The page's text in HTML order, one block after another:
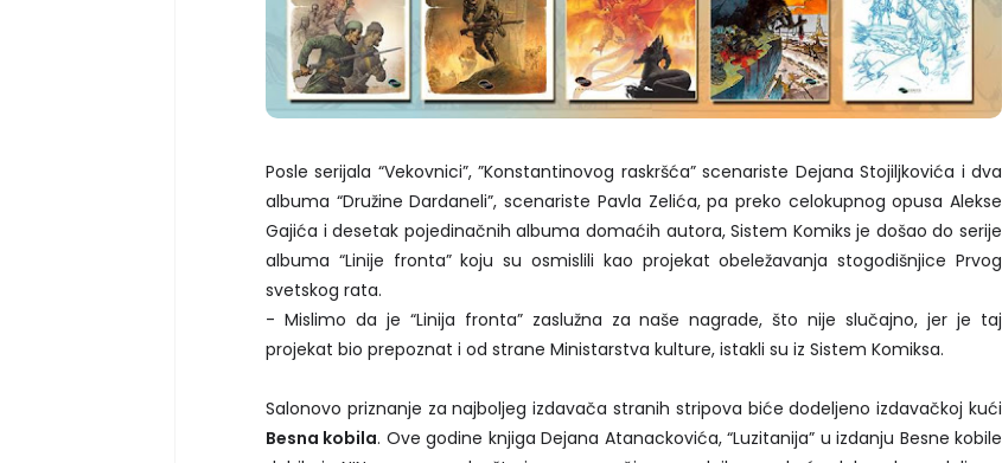
Posle serijala “Vekovnici”, ”Konstantinovog raskršća” scenariste Dejana Stojiljkovića i dva
albuma “Družine Dardaneli”, scenariste Pavla Zelića, pa preko celokupnog opusa Alekse
Gajića i desetak pojedinačnih albuma domaćih autora, Sistem Komiks je došao do serije
albuma “Linije fronta” koju su osmislili kao projekat obeležavanja stogodišnjice Prvog
svetskog rata.
- Mislimo da je “Linija fronta” zaslužna za naše nagrade, što nije slučajno, jer je taj
projekat bio prepoznat i od strane Ministarstva kulture, istakli su iz Sistem Komiksa.
Salonovo priznanje za najboljeg izdavača stranih stripova biće dodeljeno izdavačkoj kući
Besna kobila. Ove godine knjiga Dejana Atanackovića, “Luzitanija” u izdanju Besne kobile